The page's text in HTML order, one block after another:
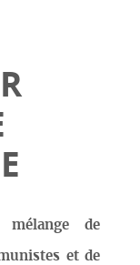
de
et de